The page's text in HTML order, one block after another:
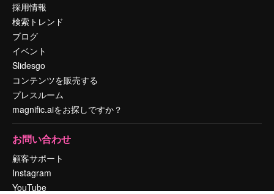
採用情報
検索トレンド
ブログ
イベント
Slidesgo
コンテンツを販売する
プレスルーム
magnific.aiをお探しですか？
お問い合わせ
顧客サポート
Instagram
YouTube